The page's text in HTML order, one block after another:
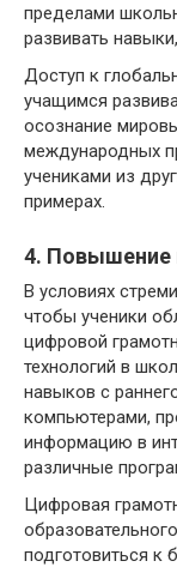
пределами
развивать
Доступ к
учащимся
осознание
международных
учениками из
примерах.
4. Повышение
В условиях
чтобы ученики
цифровой
технологий в
навыков с
компьютерами,
информацию в
различные
Цифровая
подготовиться к